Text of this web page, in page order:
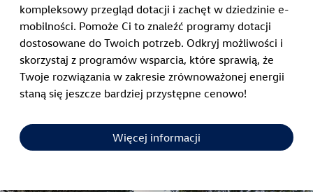
kompleksowy przegląd dotacji i zachęt w dziedzinie e-
mobilności. Pomoże Ci to znaleźć programy dotacji
dostosowane do Twoich potrzeb. Odkryj możliwości i
skorzystaj z programów wsparcia, które sprawią, że
Twoje rozwiązania w zakresie zrównoważonej energii
staną się jeszcze bardziej przystępne cenowo!
Więcej informacji